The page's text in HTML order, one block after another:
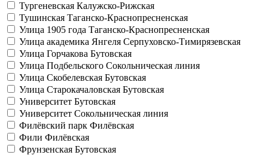
Тургеневская Калужско-Рижская
Тушинская Таганско-Краснопресненская
Улица 1905 года Таганско-Краснопресненская
Улица академика Янгеля Серпуховско-Тимирязевская
Улица Горчакова Бутовская
Улица Подбельского Сокольническая линия
Улица Скобелевская Бутовская
Улица Старокачаловская Бутовская
Университет Бутовская
Университет Сокольническая линия
Филёвский парк Филёвская
Фили Филёвская
Фрунзенская Бутовская